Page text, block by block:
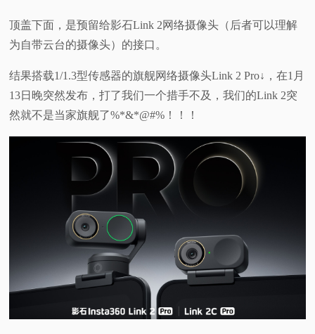
顶盖下面，是预留给影石Link 2网络摄像头（后者可以理解
为自带云台的摄像头）的接口。
结果搭载1/1.3型传感器的旗舰网络摄像头Link 2 Pro↓，在1月
13日晚突然发布，打了我们一个措手不及，我们的Link 2突
然就不是当家旗舰了%*&*@#%！！！